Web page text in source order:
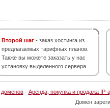
Второй шаг - заказ хостинга из
предлагаемых тарифных планов.
Также вы можете заказать у нас
установку выделенного сервера.
доменов· Аренда, покупка и продажа IP-
Домен